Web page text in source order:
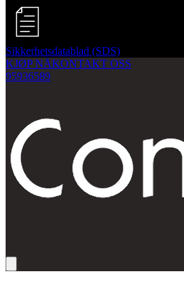
Sikkerhetsdatablad (SDS)
KJØP NÅKONTAKT OSS
95936589